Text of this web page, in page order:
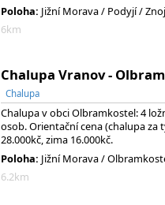
Poloha: Jižní Morava/ Podyjí/
6km
Chalupa Vranov -
Chalupa
Chalupa v obci Olbramkostel: 4
osob. Orientační cena (chalupa za
28.000kč, zima 16.000kč.
Poloha: Jižní Morava /
6.2km